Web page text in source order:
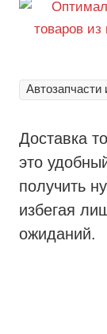
Автозапчасти
Доставка
это
получить
избегая
ожиданий.